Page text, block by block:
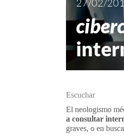
27/02/
Escuchar
El neologismo
a consultar
graves, o en